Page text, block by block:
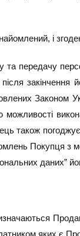
і
та передачу
Законом
також
Покупця з
даних”
яких є